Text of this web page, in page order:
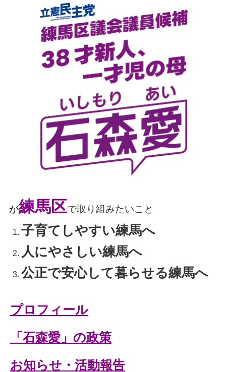
が練馬区で取り組みたいこと
子育てしやすい練馬へ
人にやさしい練馬へ
公正で安心して暮らせる練馬へ
プロフィール
「石森愛」の政策
お知らせ・活動報告